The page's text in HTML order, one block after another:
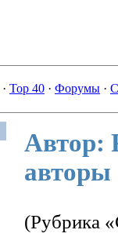
· Top 40 · Форумы ·
Автор:
авторы
(Рубрика